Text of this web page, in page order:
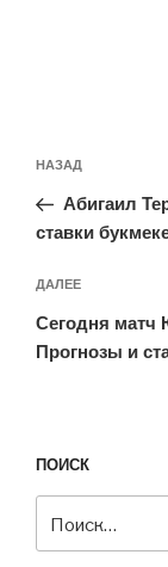
по
записям
Предыдущая
запись:
НАЗАД
Абигаил
ставки
Следующая
запись
ДАЛЕЕ
Сегодня
Прогнозы и
ПОИСК